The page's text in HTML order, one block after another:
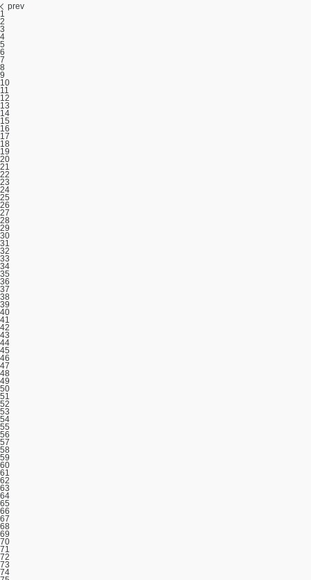
prev
1
2
3
4
5
6
7
8
9
10
11
12
13
14
15
16
17
18
19
20
21
22
23
24
25
26
27
28
29
30
31
32
33
34
35
36
37
38
39
40
41
42
43
44
45
46
47
48
49
50
51
52
53
54
55
56
57
58
59
60
61
62
63
64
65
66
67
68
69
70
71
72
73
74